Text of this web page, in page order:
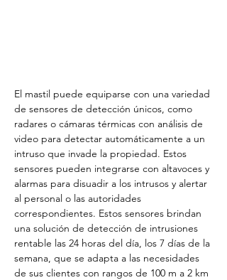
El mastil puede equiparse con una variedad
de sensores de detección únicos, como
radares o cámaras térmicas con análisis de
video para detectar automáticamente a un
intruso que invade la propiedad. Estos
sensores pueden integrarse con altavoces y
alarmas para disuadir a los intrusos y alertar
al personal o las autoridades
correspondientes. Estos sensores brindan
una solución de detección de intrusiones
rentable las 24 horas del día, los 7 días de la
semana, que se adapta a las necesidades
de sus clientes con rangos de 100 m a 2 km